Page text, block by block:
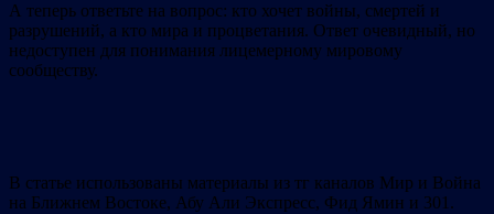
А теперь ответьте на вопрос: кто хочет войны, смертей и
разрушений, а кто мира и процветания. Ответ очевидный, но
недоступен для понимания лицемерному мировому
сообществу.
В статье использованы материалы из тг каналов Мир и Война
на Ближнем Востоке, Абу Али Экспресс, Фид Ямин и 301.